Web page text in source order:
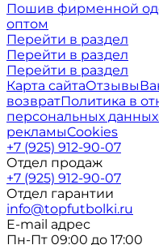
Пошив фирменной
оптом
Перейти в раздел
Перейти в раздел
Перейти в раздел
Карта сайтаОтзывы
возвратПолитика в
персональных данных
рекламыCookies
+7 (925) 912-90-07
Отдел продаж
+7 (925) 912-90-07
Отдел гарантии
info@topfutbolki.ru
E-mail адрес
Пн-Пт 09:00 до 17:00